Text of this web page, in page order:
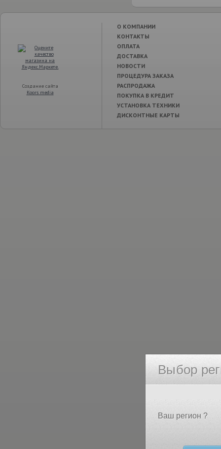
Создание сайта
Koors media
О КОМПАНИИ
КОНТАКТЫ
ОПЛАТА
ДОСТАВКА
НОВОСТИ
ПРОЦЕДУРА ЗАКАЗА
РАСПРОДАЖА
ПОКУПКА В КРЕДИТ
УСТАНОВКА ТЕХНИКИ
ДИСКОНТНЫЕ КАРТЫ
Выбор
Ваш регион ?